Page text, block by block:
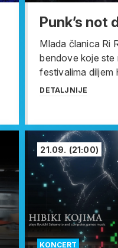
Punk’s not
Mlada članica Ri
bendove koje ste
festivalima diljem
DETALJNIJE
KONCERT
21.09. (21:00)